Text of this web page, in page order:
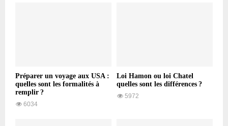
Préparer un voyage aux USA :
quelles sont les formalités à
remplir ?
6034
Loi Hamon ou loi Chatel
quelles sont les différences ?
5972